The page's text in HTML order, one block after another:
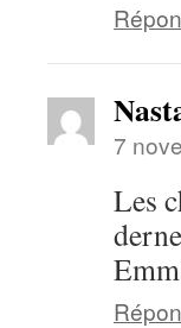
7
Les